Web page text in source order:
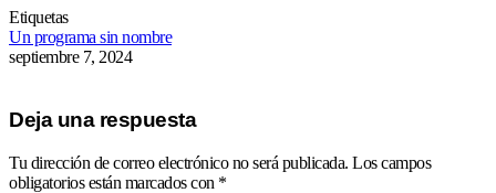
Etiquetas
Un programa sin nombre
septiembre 7, 2024
Deja una respuesta
Tu dirección de correo electrónico no será publicada. Los campos
obligatorios están marcados con *